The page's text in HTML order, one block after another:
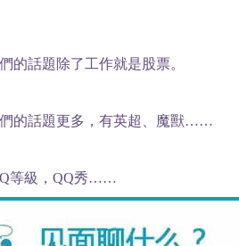
的話題除了工作就是股票。
的話題更多，有英超、魔獸……
等級，QQ秀……